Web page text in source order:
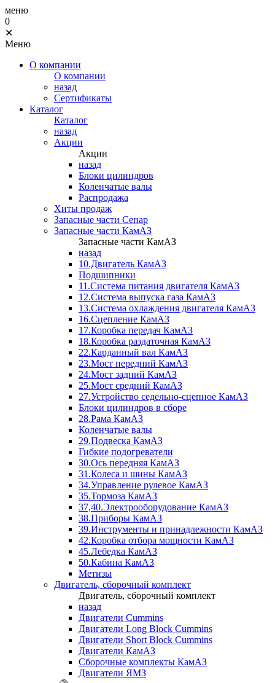
меню
0
✕
Меню
О компании
О компании
назад
Сертификаты
Каталог
Каталог
назад
Акции
Акции
назад
Блоки цилиндров
Коленчатые валы
Распродажа
Хиты продаж
Запасные части Сепар
Запасные части КамАЗ
Запасные части КамАЗ
назад
10.Двигатель КамАЗ
Подшипники
11.Система питания двигателя КамАЗ
12.Система выпуска газа КамАЗ
13.Система охлаждения двигателя КамАЗ
16.Сцепление КамАЗ
17.Коробка передач КамАЗ
18.Коробка раздаточная КамАЗ
22.Карданный вал КамАЗ
23.Мост передний КамАЗ
24.Мост задний КамАЗ
25.Мост средний КамАЗ
27.Устройство седельно-сцепное КамАЗ
Блоки цилиндров в сборе
28.Рама КамАЗ
Коленчатые валы
29.Подвеска КамАЗ
Гибкие подогреватели
30.Ось передняя КамАЗ
31.Колеса и шины КамАЗ
34.Управление рулевое КамАЗ
35.Тормоза КамАЗ
37,40.Электрооборудование КамАЗ
38.Приборы КамАЗ
39.Инструменты и принадлежности КамАЗ
42.Коробка отбора мощности КамАЗ
45.Лебедка КамАЗ
50.Кабина КамАЗ
Метизы
Двигатель, сборочный комплект
Двигатель, сборочный комплект
назад
Двигатели Cummins
Двигатели Long Bloсk Cummins
Двигатели Short Bloсk Cummins
Двигатели КамАЗ
Сборочные комплекты КамАЗ
Двигатели ЯМЗ